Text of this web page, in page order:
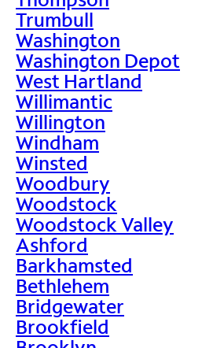
Trumbull
Washington
Washington Depot
West Hartland
Willimantic
Willington
Windham
Winsted
Woodbury
Woodstock
Woodstock Valley
Ashford
Barkhamsted
Bethlehem
Bridgewater
Brookfield